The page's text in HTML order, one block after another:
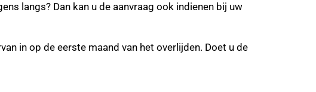
langs? Dan kan u de aanvraag ook indienen bij uw
in op de eerste maand van het overlijden. Doet u de